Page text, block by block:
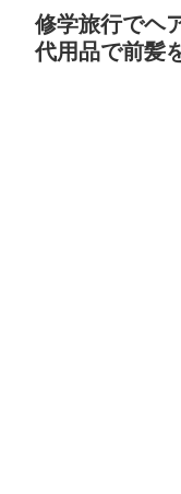
修学旅行でヘ
代用品で前髪